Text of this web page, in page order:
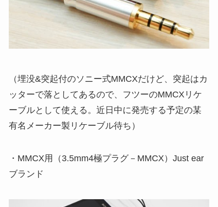
（埋没&突起付のソニー式MMCXだけど、突起はカ
ッターで落としてあるので、フツーのMMCXリケ
ーブルとして使える。近日中に発売する予定の某
有名メーカー製リケーブル待ち）
・MMCX用（3.5mm4極プラグ－MMCX）Just ear
ブランド